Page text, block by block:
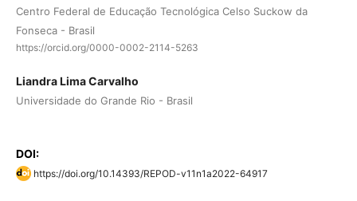
Centro Federal de Educação Tecnológica Celso Suckow da
Fonseca - Brasil
https://orcid.org/0000-0002-2114-5263
Liandra Lima Carvalho
Universidade do Grande Rio - Brasil
DOI:
https://doi.org/10.14393/REPOD-v11n1a2022-64917